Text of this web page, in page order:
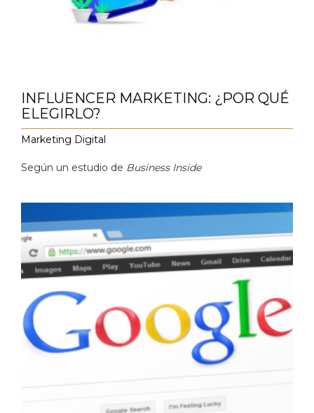
INFLUENCER MARKETING: ¿POR QUÉ
ELEGIRLO?
Marketing Digital
Según un estudio de Business Inside